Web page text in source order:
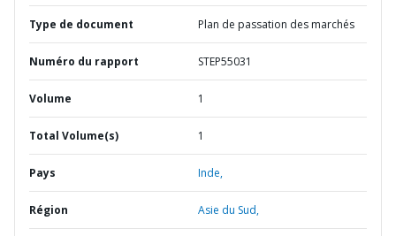
Type de document Plan de passation des marchés
Numéro du rapport STEP55031
Volume 1
Total Volume(s) 1
Pays Inde,
Région Asie du Sud,